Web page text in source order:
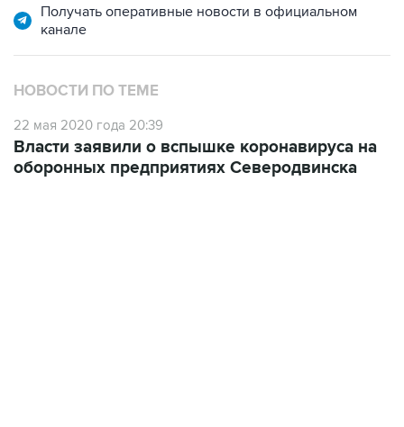
Получать оперативные новости в официальном
канале
НОВОСТИ ПО ТЕМЕ
22 мая 2020 года 20:39
Власти заявили о вспышке коронавируса на
оборонных предприятиях Северодвинска